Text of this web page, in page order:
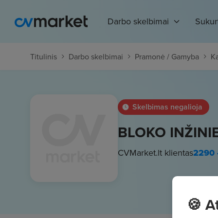
Darbo skelbimai
Titulinis Darbo skelbimai Pramonė / Gamyba
Skelbimas negalioja
BLOKO
CVMarket.lt klientas2290
🍪